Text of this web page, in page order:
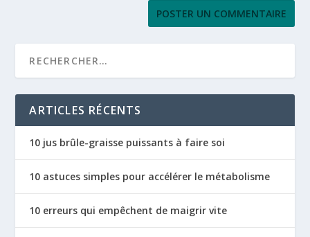
ARTICLES RÉCENTS
10 jus brûle-graisse puissants à faire soi
10 astuces simples pour accélérer le métabolisme
10 erreurs qui empêchent de maigrir vite